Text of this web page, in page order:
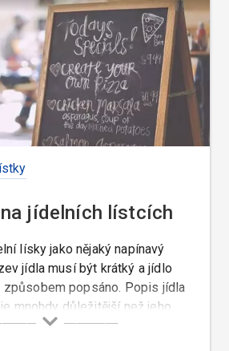
jídelních lístcích
lísky jako nějaký napínavý
jídla musí být krátký a jídlo
způsobem popsáno. Popis jídla
mnohdy důležitější než jeho
úzce souvisí s jejich názvy nebo